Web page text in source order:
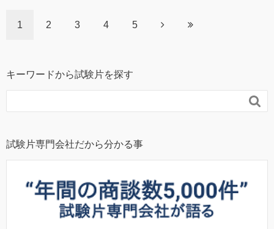
1 2 3 4 5
キーワードから試験片を探す

試験片専門会社だから分かる事